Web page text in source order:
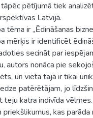
pētījumā tiek
Latvijā.
tēma ir „Ēdināšanas
mērķis ir identificēt
secināt par
autors nonāca pie
un vieta tajā ir tikai
patērētājam, jo
teju katra indivīda
priekšlikumus, kas